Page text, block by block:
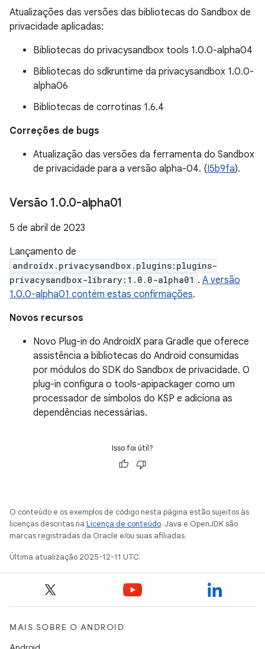
Atualizações das versões das bibliotecas do Sandbox de
privacidade aplicadas:
Bibliotecas do privacysandbox tools 1.0.0-alpha04
Bibliotecas do sdkruntime da privacysandbox 1.0.0-
alpha06
Bibliotecas de corrotinas 1.6.4
Correções de bugs
Atualização das versões da ferramenta do Sandbox
de privacidade para a versão alpha-04. (I5b9fa).
Versão 1.0.0-alpha01
5 de abril de 2023
Lançamento de
androidx.privacysandbox.plugins:plugins-
privacysandbox-library:1.0.0-alpha01 . A versão
1.0.0-alpha01 contém estas confirmações.
Novos recursos
Novo Plug-in do AndroidX para Gradle que oferece
assistência a bibliotecas do Android consumidas
por módulos do SDK do Sandbox de privacidade. O
plug-in configura o tools-apipackager como um
processador de símbolos do KSP e adiciona as
dependências necessárias.
Isso foi útil?
O conteúdo e os exemplos de código nesta página estão sujeitos às
licenças descritas na Licença de conteúdo. Java e OpenJDK são
marcas registradas da Oracle e/ou suas afiliadas.
Última atualização 2025-12-11 UTC.
MAIS SOBRE O ANDROID